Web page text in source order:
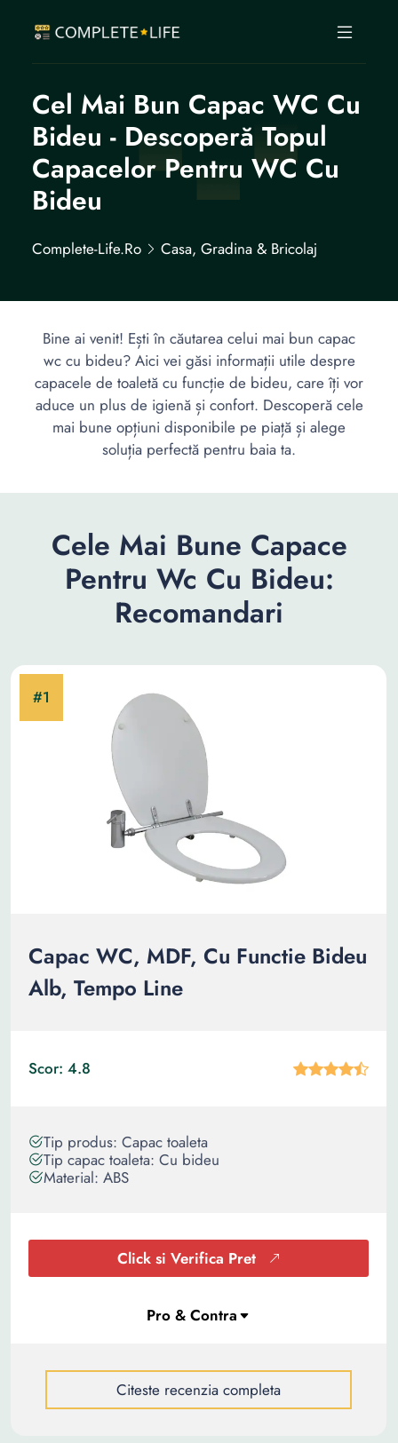
Cel Mai Bun Capac WC Cu
Bideu - Descoperă Topul
Capacelor Pentru WC Cu
Bideu
Complete-Life.ro Casa, Gradina & Bricolaj
Bine ai venit! Ești în căutarea celui mai bun capac
wc cu bideu? Aici vei găsi informații utile despre
capacele de toaletă cu funcție de bideu, care îți vor
aduce un plus de igienă și confort. Descoperă cele
mai bune opțiuni disponibile pe piață și alege
soluția perfectă pentru baia ta.
Cele Mai Bune Capace
Pentru Wc Cu Bideu:
Recomandari
Capac WC, MDF, Cu Functie Bideu
Alb, Tempo Line
Scor: 4.8
Tip produs: Capac toaleta
Tip capac toaleta: Cu bideu
Material: ABS
Click si Verifica Pret
Citeste recenzia completa